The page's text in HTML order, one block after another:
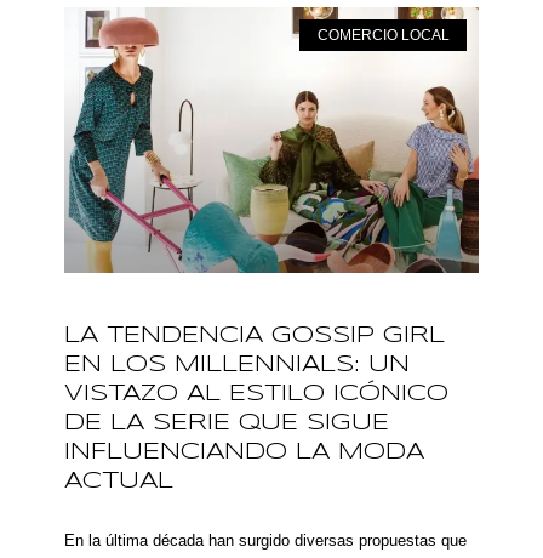
COMERCIO LOCAL
LA TENDENCIA GOSSIP GIRL
EN LOS MILLENNIALS: UN
VISTAZO AL ESTILO ICÓNICO
DE LA SERIE QUE SIGUE
INFLUENCIANDO LA MODA
ACTUAL
En la última década han surgido diversas propuestas que